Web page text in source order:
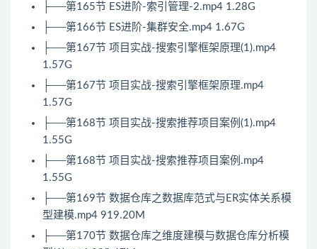
├──第165节 ES进阶-索引管理-2.mp4 1.28G
├──第166节 ES进阶-集群安全.mp4 1.67G
├──第167节 项目实战-搜索引擎框架原理(1).mp4
1.57G
├──第167节 项目实战-搜索引擎框架原理.mp4
1.57G
├──第168节 项目实战-搜索推荐项目案例(1).mp4
1.55G
├──第168节 项目实战-搜索推荐项目案例.mp4
1.55G
├──第169节 数据仓库之数据库范式与ER实体关系模
型建模.mp4 919.20M
├──第170节 数据仓库之维度建模与数据仓库分析模